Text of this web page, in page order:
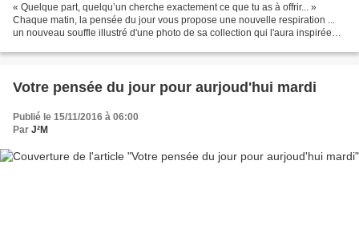
« Quelque part, quelqu’un cherche exactement ce que tu as à offrir... »
Chaque matin, la pensée du jour vous propose une nouvelle respiration ...
un nouveau souffle illustré d'une photo de sa collection qui l'aura inspirée
Votre pensée du jour pour aurjoud'hui mardi
Publié le 15/11/2016 à 06:00
Par J²M